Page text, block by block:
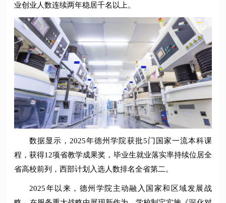
业创业人数连续两年稳居千名以上。
数据显示，2025年德州学院获批5门国家一流本科课
程，获得12项省教学成果奖，毕业生就业落实率持续位居全
省高校前列，西部计划入选人数排名全省第二。
2025年以来，德州学院主动融入国家和区域发展战